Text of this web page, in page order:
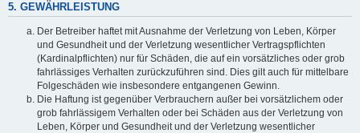
5. GEWÄHRLEISTUNG
Der Betreiber haftet mit Ausnahme der Verletzung von Leben, Körper
und Gesundheit und der Verletzung wesentlicher Vertragspflichten
(Kardinalpflichten) nur für Schäden, die auf ein vorsätzliches oder grob
fahrlässiges Verhalten zurückzuführen sind. Dies gilt auch für mittelbare
Folgeschäden wie insbesondere entgangenen Gewinn.
Die Haftung ist gegenüber Verbrauchern außer bei vorsätzlichem oder
grob fahrlässigem Verhalten oder bei Schäden aus der Verletzung von
Leben, Körper und Gesundheit und der Verletzung wesentlicher